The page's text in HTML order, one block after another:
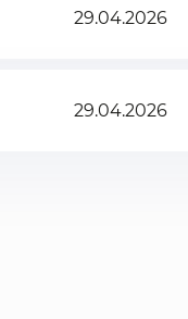
29.04.2026
29.04.2026